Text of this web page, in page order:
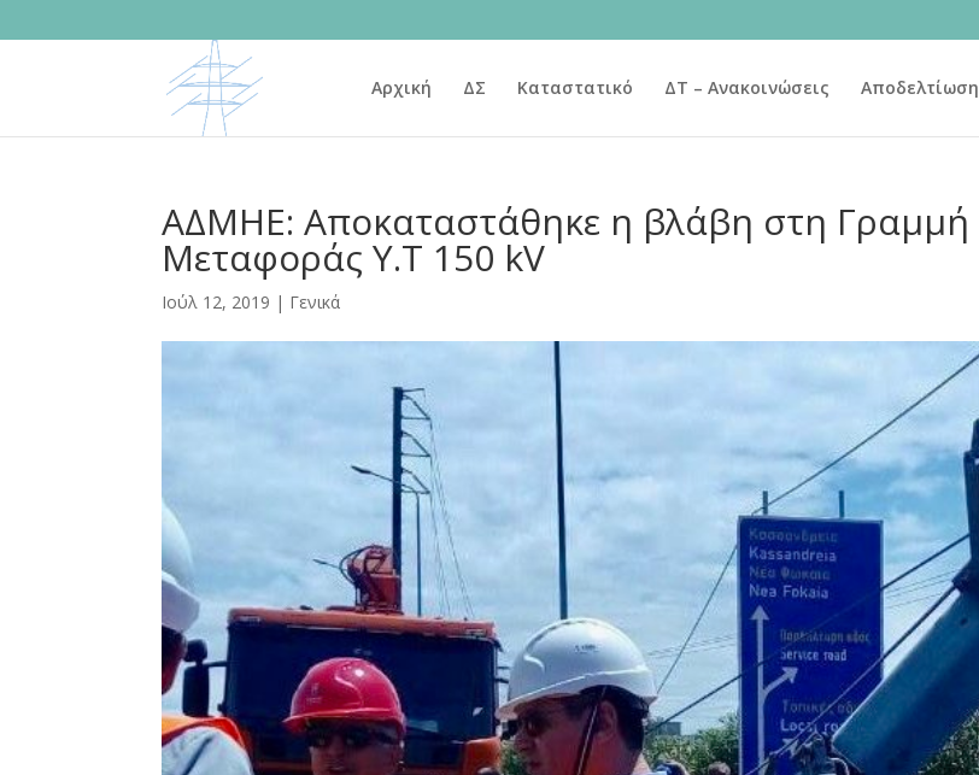
Αρχική ΔΣ Καταστατικό ΔΤ – Ανακοινώσεις Αποδελτίωση
ΑΔΜΗΕ: Αποκαταστάθηκε η βλάβη στη Γραμμή
Μεταφοράς Υ.Τ 150 kV
Ιούλ 12, 2019 | Γενικά